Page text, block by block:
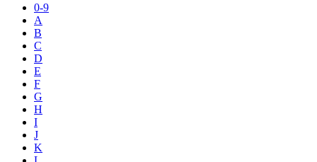
0-9
A
B
C
D
E
F
G
H
I
J
K